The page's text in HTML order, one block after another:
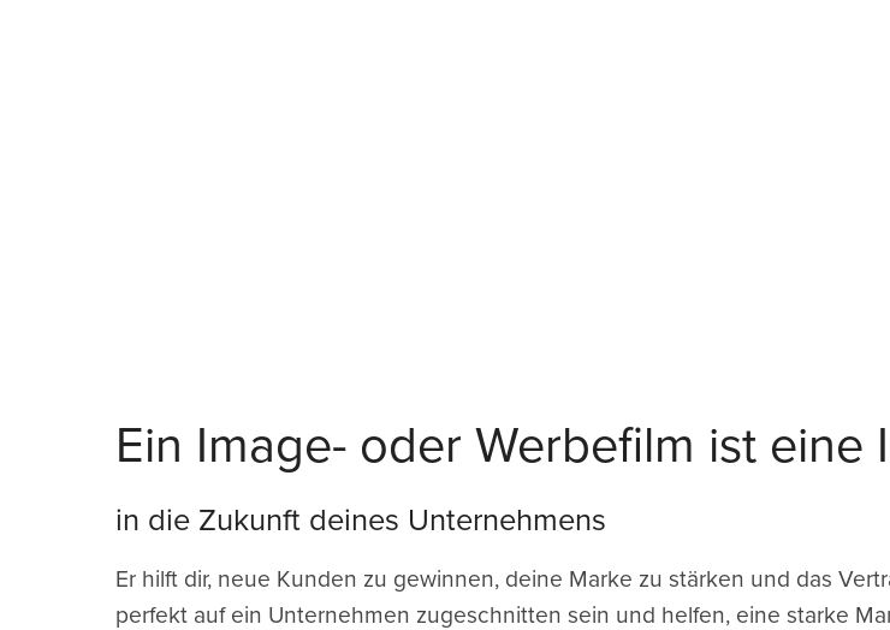
Ein Image- oder Werbefilm ist eine
in die Zukunft deines Unternehmens
Er hilft dir, neue Kunden zu gewinnen, deine Marke zu stärken und das
perfekt auf ein Unternehmen zugeschnitten sein und helfen, eine starke